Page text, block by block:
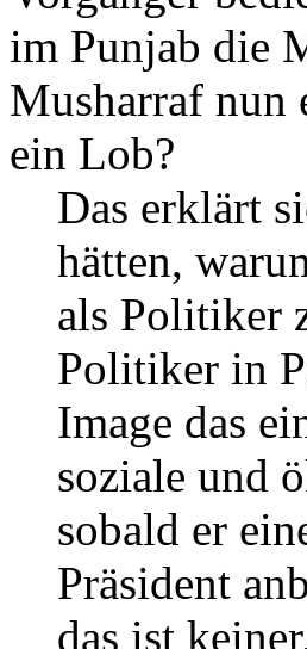
im Punjab die
Musharraf
ein Lob?
Das erklärt
hätten,
als Politiker
Politiker in
Image das
soziale und
sobald er
Präsident
das ist